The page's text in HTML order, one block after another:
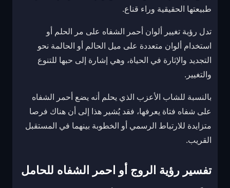
طبيعتها الحقيقية وراء قناع.
تدل رؤية تغيير ألوان أحمر الشفاه على مر الحلم أو
استخدام ألوان متعددة على ميل الحالم أو الحالمة نحو
التجديد والإثارة في الحياة، وهي إشارة إلى حبها للتنوع
والتغيير.
بالنسبة للشاب الأعزب الذي يحلم أنه يضع أحمر الشفاه
على شفاه فتاة يعرفها، فقد يُشير هذا إلى أن هناك فرصا
متزايدة للارتباط الرسمي أو الخطوبة بينهما في المستقبل
القريب.
تفسير رؤية الروج أو احمر الشفاه للحامل